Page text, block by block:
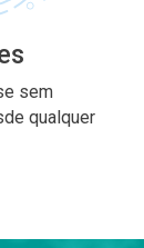
sem
qualquer